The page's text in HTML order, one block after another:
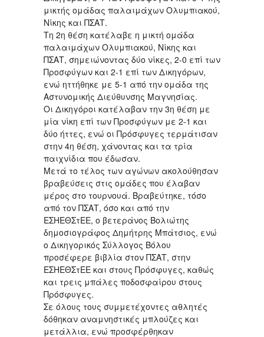
μικτής ομάδας παλαιμάχων Ολυμπιακού,
Νίκης και ΠΣΑΤ.
Τη 2η θέση κατέλαβε η μικτή ομάδα
παλαιμάχων Ολυμπιακού, Νίκης και
ΠΣΑΤ, σημειώνοντας δύο νίκες, 2-0 επί των
Προσφύγων και 2-1 επί των Δικηγόρων,
ενώ ηττήθηκε με 5-1 από την ομάδα της
Αστυνομικής Διεύθυνσης Μαγνησίας.
Οι Δικηγόροι κατέλαβαν την 3η θέση με
μία νίκη επί των Προσφύγων με 2-1 και
δύο ήττες, ενώ οι Πρόσφυγες τερμάτισαν
στην 4η θέση, χάνοντας και τα τρία
παιχνίδια που έδωσαν.
Μετά το τέλος των αγώνων ακολούθησαν
βραβεύσεις στις ομάδες που έλαβαν
μέρος στο τουρνουά. Βραβεύτηκε, τόσο
από τον ΠΣΑΤ, όσο και από την
ΕΣΗΕΘΣτΕΕ, ο βετεράνος Βολιώτης
δημοσιογράφος Δημήτρης Μπάτσιος, ενώ
ο Δικηγορικός Σύλλογος Βόλου
προσέφερε βιβλία στον ΠΣΑΤ, στην
ΕΣΗΕΘΣτΕΕ και στους Πρόσφυγες, καθώς
και τρεις μπάλες ποδοσφαίρου στους
Πρόσφυγες.
Σε όλους τους συμμετέχοντες αθλητές
δόθηκαν αναμνηστικές μπλούζες και
μετάλλια, ενώ προσφέρθηκαν